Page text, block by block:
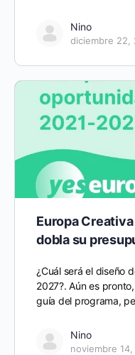
Nino
diciembre 22,
Europa
dobla su
¿Cuál será el diseño
2027?. Aún es
guía del programa,
Nino
noviembre